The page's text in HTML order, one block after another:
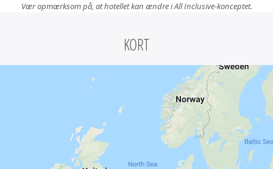
Vær opmærksom på, at hotellet kan ændre i All Inclusive-konceptet.
KORT